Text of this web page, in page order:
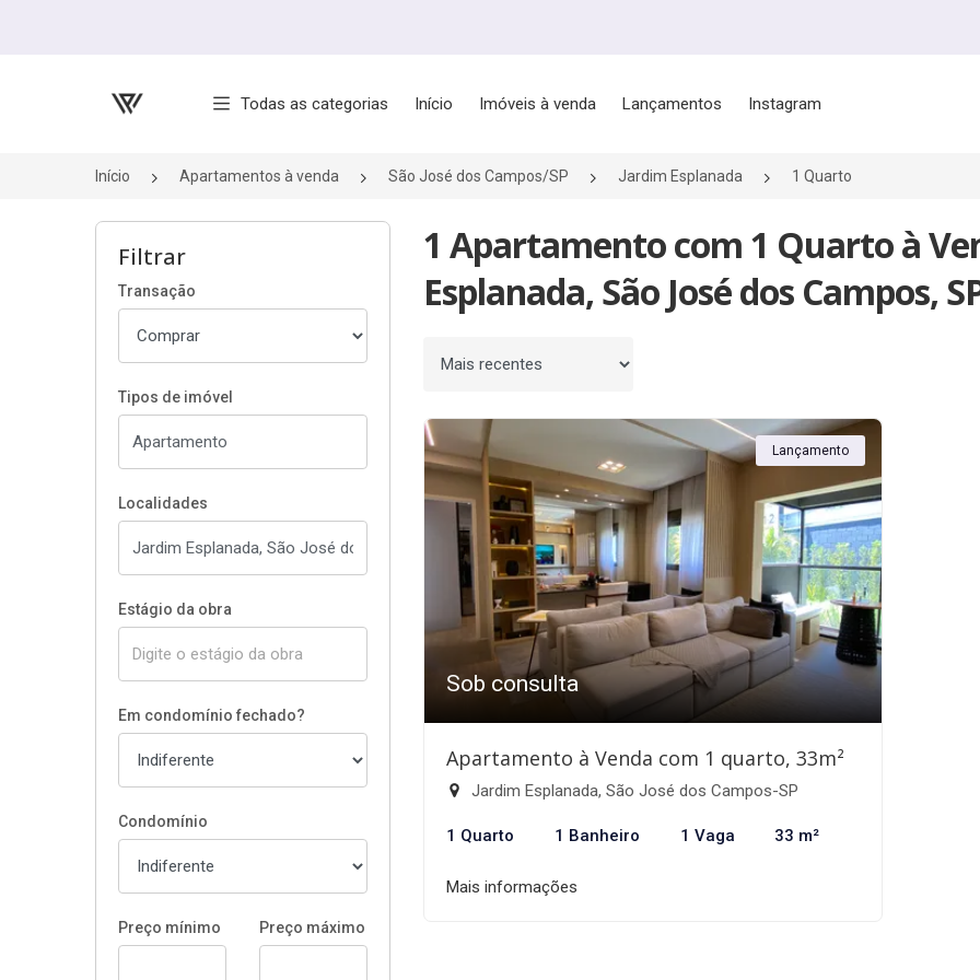
Página inicial
Todas as categorias Início Imóveis à venda Lançamentos Instagram
Início Apartamentos à venda São José dos Campos/SP Jardim Esplanada 1 Quarto
Filtrar
Transação
Tipos de imóvel
Localidades
Estágio da obra
Em condomínio fechado?
Condomínio
Preço mínimo Preço máximo
1 Apartamento com 1 Quarto à
Esplanada, São José dos Campos,
Ordenar por
Lançamento
Sob consulta
Apartamento à Venda com 1 quarto, 33m²
Jardim Esplanada, São José dos Campos-SP
1 Quarto 1 Banheiro 1 Vaga 33 m²
Mais informações